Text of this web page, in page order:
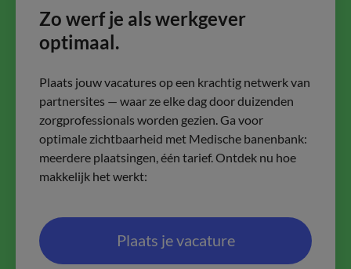
Zo werf je als werkgever
optimaal.
Plaats jouw vacatures op een krachtig netwerk van
partnersites — waar ze elke dag door duizenden
zorgprofessionals worden gezien. Ga voor
optimale zichtbaarheid met Medische banenbank:
meerdere plaatsingen, één tarief. Ontdek nu hoe
makkelijk het werkt:
Plaats je vacature